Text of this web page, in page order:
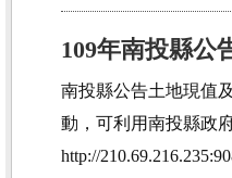
109年南投縣公
南投縣公告土地現值
動，可利用南投縣政
http://